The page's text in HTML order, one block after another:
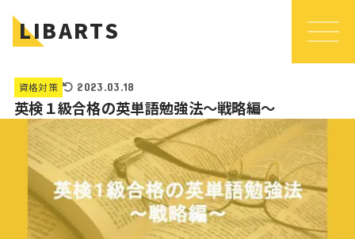
LIBARTS
資格対策 2023.03.18
英検１級合格の英単語勉強法～戦略編～